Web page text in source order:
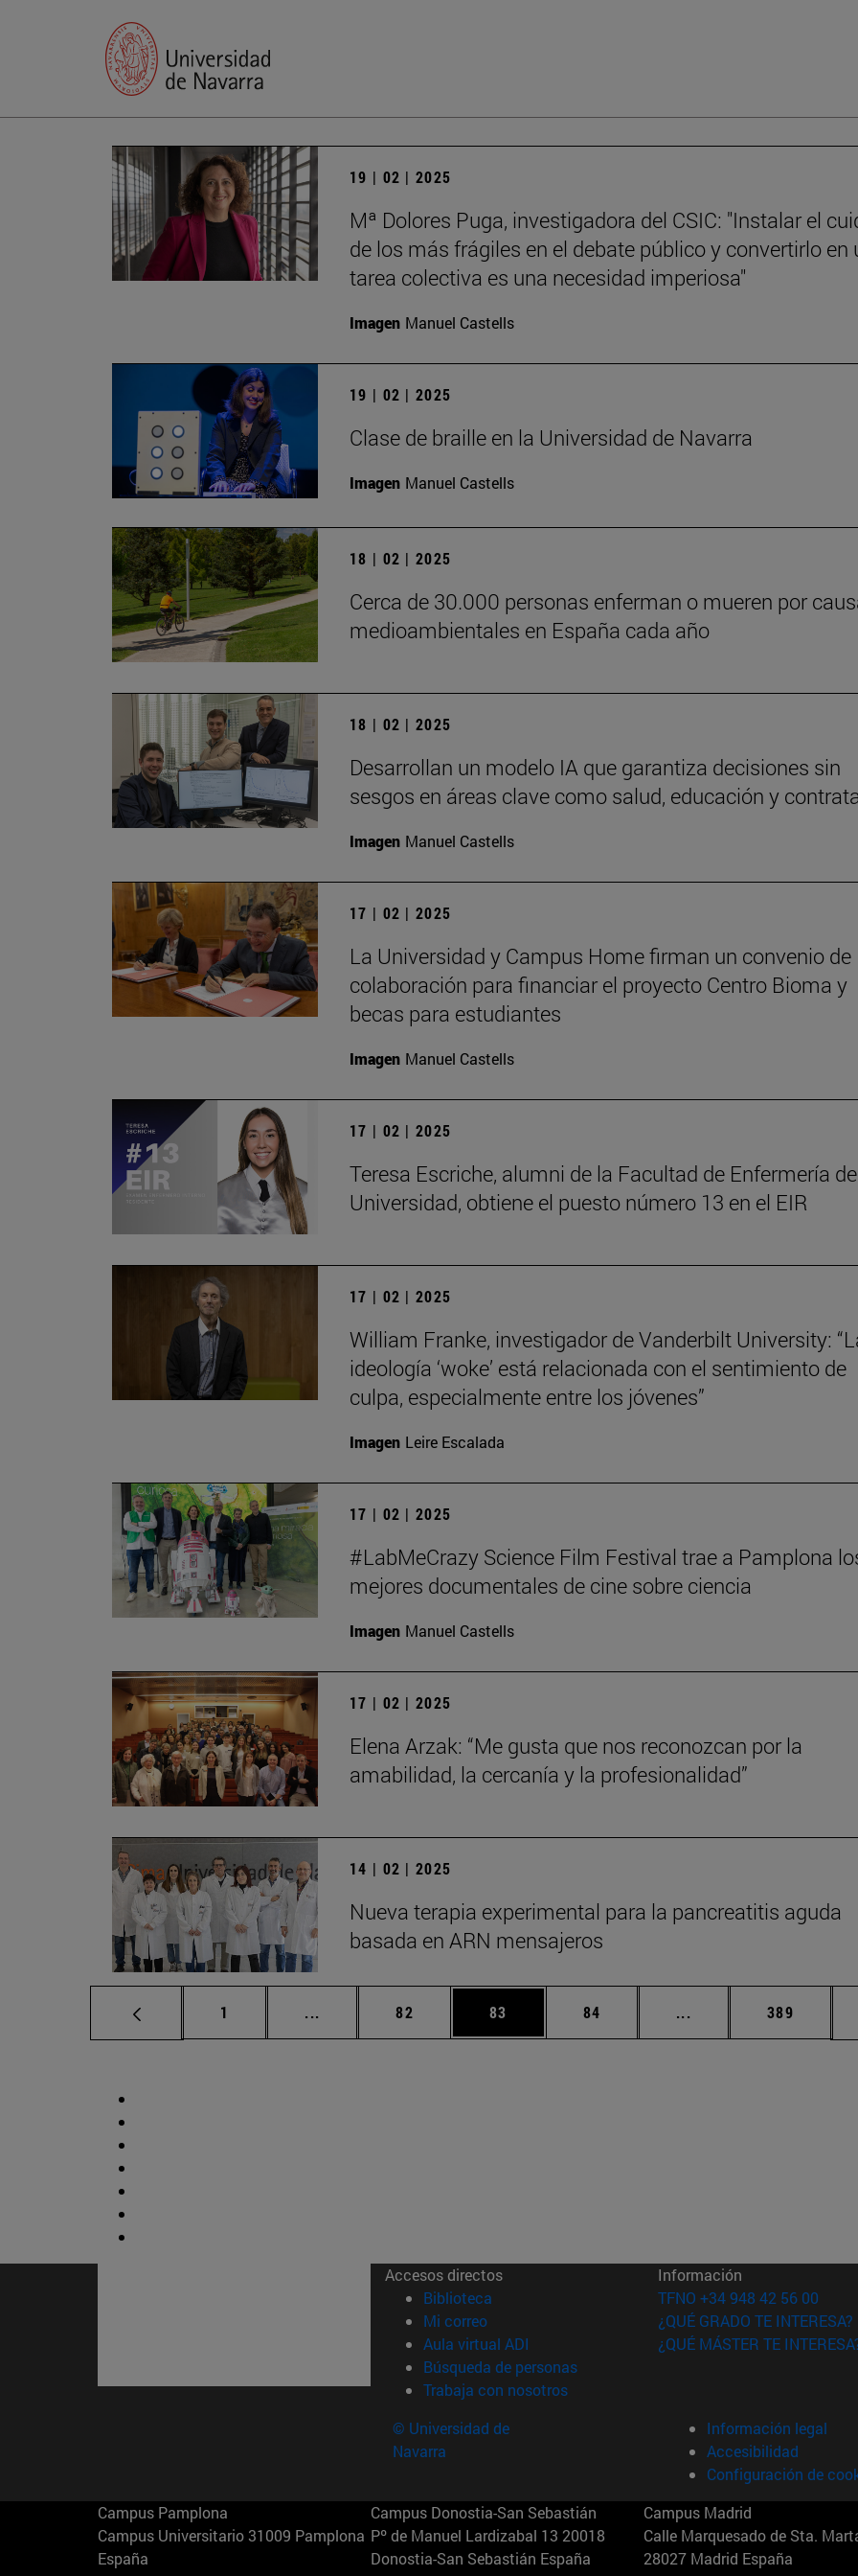
19 | 02 | 2025
Mª Dolores Puga, investigadora del CSIC: "Instalar el
de los más frágiles en el debate público y convertirlo en
tarea colectiva es una necesidad imperiosa"
Imagen Manuel Castells
19 | 02 | 2025
Clase de braille en la Universidad de Navarra
Imagen Manuel Castells
18 | 02 | 2025
Cerca de 30.000 personas enferman o mueren por
medioambientales en España cada año
18 | 02 | 2025
Desarrollan un modelo IA que garantiza decisiones sin
sesgos en áreas clave como salud, educación y
Imagen Manuel Castells
17 | 02 | 2025
La Universidad y Campus Home firman un convenio de
colaboración para financiar el proyecto Centro Bioma y
becas para estudiantes
Imagen Manuel Castells
17 | 02 | 2025
Teresa Escriche, alumni de la Facultad de Enfermería
Universidad, obtiene el puesto número 13 en el EIR
17 | 02 | 2025
William Franke, investigador de Vanderbilt University:
ideología ‘woke’ está relacionada con el sentimiento de
culpa, especialmente entre los jóvenes”
Imagen Leire Escalada
17 | 02 | 2025
#LabMeCrazy Science Film Festival trae a Pamplona
mejores documentales de cine sobre ciencia
Imagen Manuel Castells
17 | 02 | 2025
Elena Arzak: “Me gusta que nos reconozcan por la
amabilidad, la cercanía y la profesionalidad”
14 | 02 | 2025
Nueva terapia experimental para la pancreatitis aguda
basada en ARN mensajeros
Página
1 ... Páginas intermedias Use TAB para desplazarse.
Página
82 Página
83 Página
84 ... Páginas intermedias
Página
389
Accesos directos
Biblioteca (abre en nueva ventana)
Mi correo(abre en nueva ventana)
Aula virtual ADI (abre en nueva ventana)
Búsqueda de personas(abre en nueva ventana)
Trabaja con nosotros(abre en nueva ventana)
Información
TFNO +34 948 42 56 00
¿QUÉ GRADO TE INTERESA?
¿QUÉ MÁSTER TE
© Universidad de
Navarra
Información legal
Accesibilidad
Configuración de
Campus Pamplona
Campus Universitario 31009 Pamplona
España
Campus Donostia-San Sebastián
Pº de Manuel Lardizabal 13 20018
Donostia-San Sebastián España
Campus Madrid
Calle Marquesado de Sta.
28027 Madrid España